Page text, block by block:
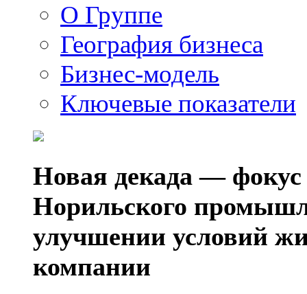
О Группе
География бизнеса
Бизнес-модель
Ключевые показатели
Новая декада — фокус
Норильского
улучшении условий
компании